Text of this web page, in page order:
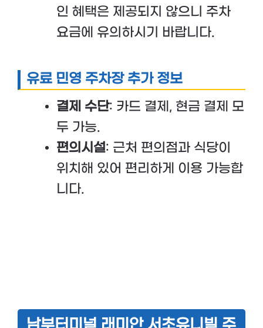
인 혜택은 제공되지 않으니 주차
요금에 유의하시기 바랍니다.
유료 민영 주차장 추가 정보
결제 수단: 카드 결제, 현금 결제 모
두 가능.
편의시설: 근처 편의점과 식당이
위치해 있어 편리하게 이용 가능합
니다.